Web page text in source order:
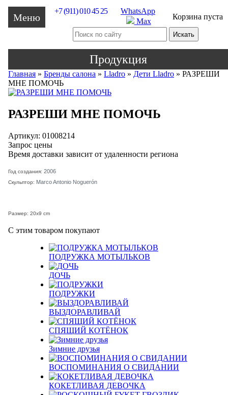
Меню
WhatsApp
Max
Корзина пуста
+7 (911) 010 45 25
Продукция
Главная » Бренды салона » Lladro » Дети Lladro » РАЗРЕШИ
МНЕ ПОМОЧЬ
РАЗРЕШИ МНЕ ПОМОЧЬ
Артикул: 01008214
Запрос цены
Время доставки зависит от удаленности региона
Год создания: 2006
Скульптор: Marco Antonio Noguerón
Размер: 20x9 cm
С этим товаром покупают
ПОДРУЖКА МОТЫЛЬКОВ
ДОЧЬ
ПОДРУЖКИ
ВЫЗДОРАВЛИВАЙ
СПЯЩИЙ КОТЁНОК
Зимние друзья
ВОСПОМИНАНИЯ О СВИДАНИИ
КОКЕТЛИВАЯ ДЕВОЧКА